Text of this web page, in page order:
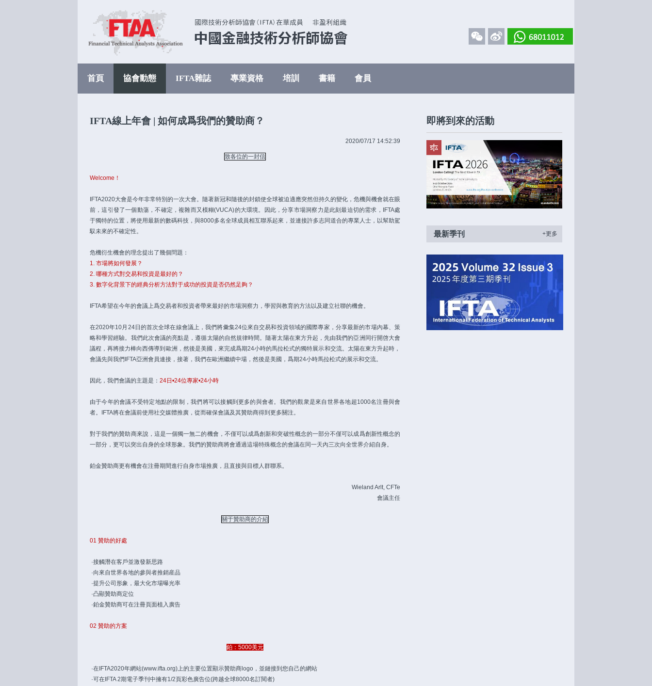
首頁 協會動態 IFTA雜誌 專業資格 培訓 書籍 會員
IFTA線上年會 | 如何成爲我們的贊助商？
2020/07/17 14:52:39
致各位的一封信
Welcome！
IFTA2020大會是今年非常特別的一次大會。隨著新冠和隨後的封鎖使全球被迫適應突然但持久的變化，危機與機會就在眼
前，這引發了一個動蕩，不確定，複雜而又模糊(VUCA)的大環境。因此，分享市場洞察力是此刻最迫切的需求，IFTA處
于獨特的位置，將使用最新的數碼科技，與8000多名全球成員相互聯系起來，並連接許多志同道合的專業人士，以幫助駕
馭未來的不確定性。
危機衍生機會的理念提出了幾個問題：
1. 市場將如何發展？
2. 哪種方式對交易和投資是最好的？
3. 數字化背景下的經典分析方法對于成功的投資是否仍然足夠？
IFTA希望在今年的會議上爲交易者和投資者帶來最好的市場洞察力，學習與教育的方法以及建立社聯的機會。
在2020年10月24日的首次全球在線會議上，我們將彙集24位來自交易和投資領域的國際專家，分享最新的市場內幕、策
略和學習經驗。我們此次會議的亮點是，遵循太陽的自然規律時間。隨著太陽在東方升起，先由我們的亞洲同行開啓大會
議程，再將接力棒向西傳導到歐洲，然後是美國，來完成爲期24小時的馬拉松式的獨特展示和交流。太陽在東方升起時，
會議先與我們IFTA亞洲會員連接，接著，我們在歐洲繼續中場，然後是美國，爲期24小時馬拉松式的展示和交流。
因此，我們會議的主題是： 24日•24位專家•24小時
由于今年的會議不受特定地點的限制，我們將可以接觸到更多的與會者。我們的觀衆是來自世界各地超1000名注冊與會
者。IFTA將在會議前使用社交媒體推廣，從而確保會議及其贊助商得到更多關注。
對于我們的贊助商來說，這是一個獨一無二的機會，不僅可以成爲創新和突破性概念的一部分不僅可以成爲創新性概念的
一部分，更可以突出自身的全球形象。我們的贊助商將會通過這場特殊概念的會議在同一天內三次向全世界介紹自身。
鉑金贊助商更有機會在注冊期間進行自身市場推廣，且直接與目標人群聯系。
Wieland Arlt, CFTe
會議主任
關于贊助商的介紹
01 贊助的好處
·接觸潛在客戶並激發新思路
·向來自世界各地的參與者推銷産品
·提升公司形象，最大化市場曝光率
·凸顯贊助商定位
·鉑金贊助商可在注冊頁面植入廣告
02 贊助的方案
鉑：5000美元
·在IFTA2020年網站(www.ifta.org)上的主要位置顯示贊助商logo，並鏈接到您自己的網站
·可在IFTA 2期電子季刊中擁有1/2頁彩色廣告位(跨越全球8000名訂閱者)
即將到來的活動
最新季刊 +更多